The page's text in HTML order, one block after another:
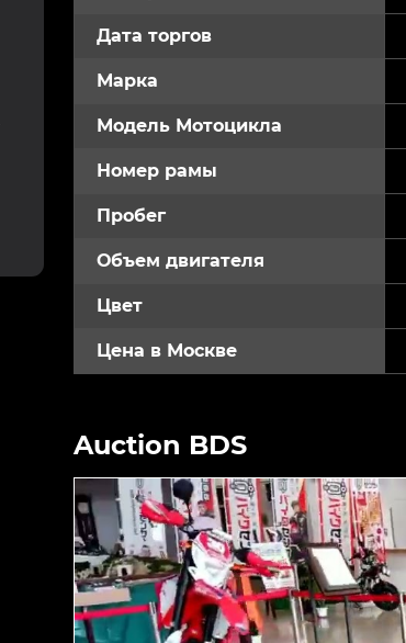
Дата торгов
Марка
Модель Мотоцикла
Номер рамы
Пробег
Объем двигателя
Цвет
Цена в Москве
Auction BDS